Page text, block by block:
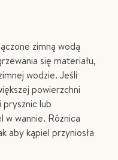
zimną wodą
się materiału,
wodzie. Jeśli
powierzchni
lub
w wannie. Różnica
aby kąpiel przyniosła